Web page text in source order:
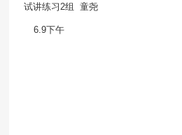
试讲练习2组 童尧
6.9下午